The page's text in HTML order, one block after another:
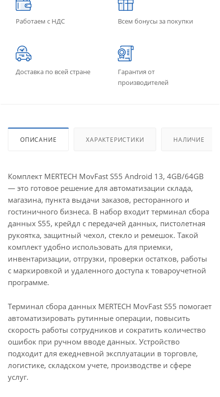
Работаем с НДС Всем бонусы за покупки
Доставка по всей стране
Гарантия от
производителей
ОПИСАНИЕ ХАРАКТЕРИСТИКИ НАЛИЧИЕ
Комплект MERTECH MovFast S55 Android 13, 4GB/64GB
— это готовое решение для автоматизации склада,
магазина, пункта выдачи заказов, ресторанного и
гостиничного бизнеса. В набор входит терминал сбора
данных S55, крейдл с передачей данных, пистолетная
рукоятка, защитный чехол, стекло и ремешок. Такой
комплект удобно использовать для приемки,
инвентаризации, отгрузки, проверки остатков, работы
с маркировкой и удаленного доступа к товароучетной
программе.
Терминал сбора данных MERTECH MovFast S55 помогает
автоматизировать рутинные операции, повысить
скорость работы сотрудников и сократить количество
ошибок при ручном вводе данных. Устройство
подходит для ежедневной эксплуатации в торговле,
логистике, складском учете, производстве и сфере
услуг.